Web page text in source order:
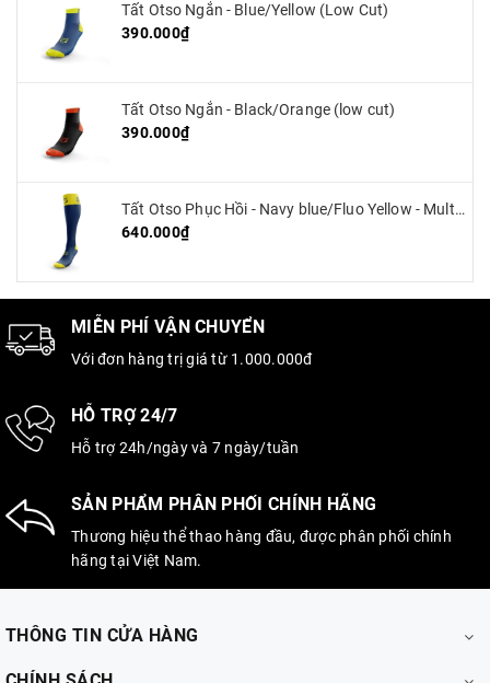
Tất Otso Ngắn - Blue/Yellow (Low Cut)
390.000₫
Tất Otso Ngắn - Black/Orange (low cut)
390.000₫
Tất Otso Phục Hồi - Navy blue/Fluo Yellow - Multisport Recovery
640.000₫
MIỄN PHÍ VẬN CHUYỂN
Với đơn hàng trị giá từ 1.000.000đ
HỖ TRỢ 24/7
Hỗ trợ 24h/ngày và 7 ngày/tuần
SẢN PHẨM PHÂN PHỐI CHÍNH HÃNG
Thương hiệu thể thao hàng đầu, được phân phối chính
hãng tại Việt Nam.
THÔNG TIN CỬA HÀNG